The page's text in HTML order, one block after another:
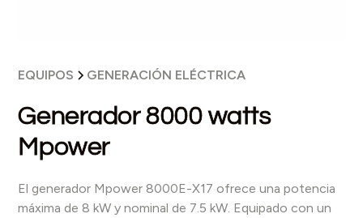
EQUIPOS GENERACIÓN ELÉCTRICA
Generador 8000 watts
Mpower
El generador Mpower 8000E-X17 ofrece una potencia
máxima de 8 kW y nominal de 7.5 kW. Equipado con un